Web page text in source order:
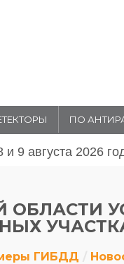
ПО
июля и 1 августа
ОБЛАСТИ
ГИБДД